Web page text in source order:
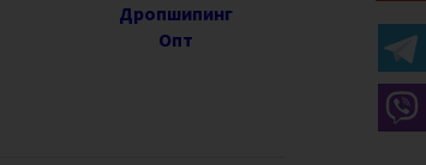
Дропшипинг
Опт